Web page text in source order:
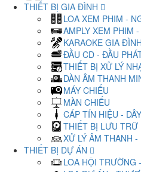
THIẾT BỊ GIA ĐÌNH
LOA XEM PHIM -
AMPLY XEM PHIM
KARAOKE GIA
ĐẦU CD - ĐẦU
THIẾT BỊ XỬ LÝ
DÀN ÂM THANH
MÁY CHIẾU
MÀN CHIẾU
CÁP TÍN HIỆU -
THIẾT BỊ LƯU TRỮ
XỬ LÝ ÂM THANH -
THIẾT BỊ DỰ ÁN
LOA HỘI TRƯỜNG